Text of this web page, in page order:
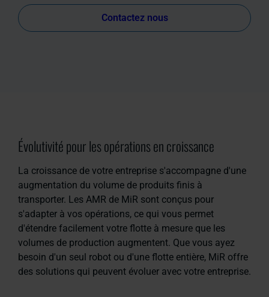
Contactez nous
Évolutivité pour les opérations en croissance
La croissance de votre entreprise s'accompagne d'une
augmentation du volume de produits finis à
transporter. Les AMR de MiR sont conçus pour
s'adapter à vos opérations, ce qui vous permet
d'étendre facilement votre flotte à mesure que les
volumes de production augmentent. Que vous ayez
besoin d'un seul robot ou d'une flotte entière, MiR offre
des solutions qui peuvent évoluer avec votre entreprise.